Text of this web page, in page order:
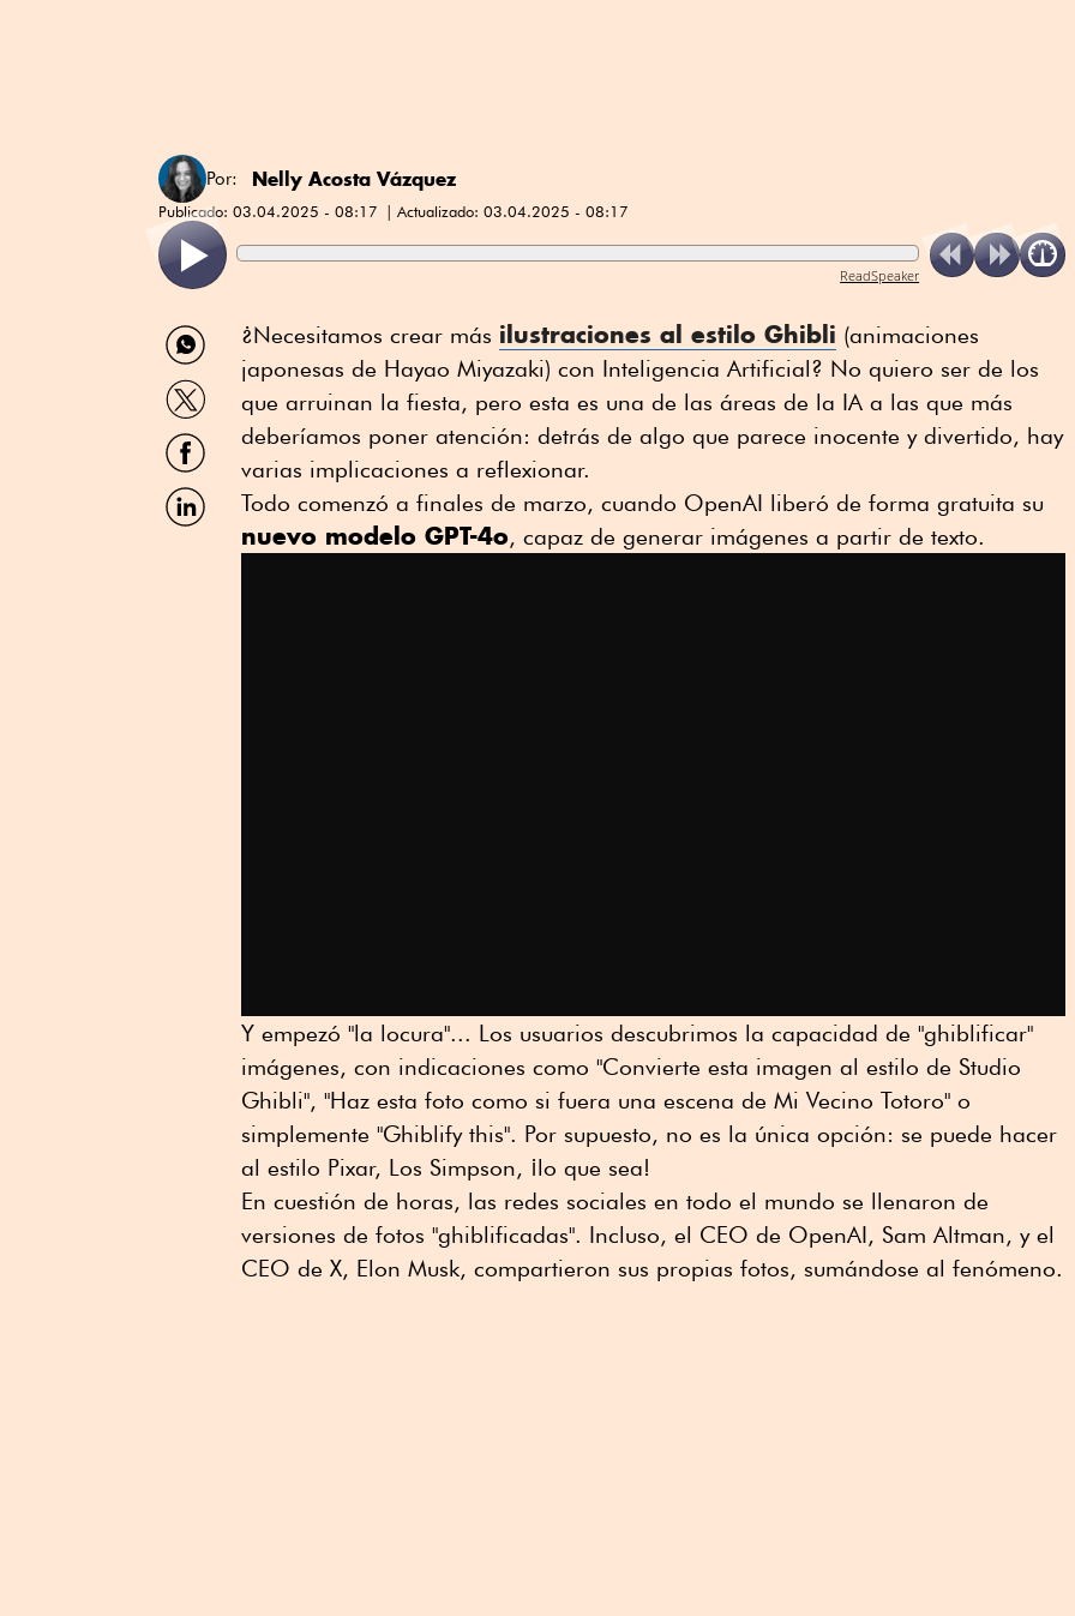
Por: Nelly Acosta Vázquez
Publicado: 03.04.2025 - 08:17 Actualizado: 03.04.2025 - 08:17
ReadSpeaker
Compartir
por
WhatsApp
Compartir
por
Twitter
Compartir
por
Facebook
Compartir
por
¿Necesitamos crear más ilustraciones al estilo Ghibli (animaciones
japonesas de Hayao Miyazaki) con Inteligencia Artificial? No quiero ser de los
que arruinan la fiesta, pero esta es una de las áreas de la IA a las que más
deberíamos poner atención: detrás de algo que parece inocente y divertido, hay
varias implicaciones a reflexionar.
Todo comenzó a finales de marzo, cuando OpenAI liberó de forma gratuita su
nuevo modelo GPT-4o, capaz de generar imágenes a partir de texto.
Y empezó "la locura"... Los usuarios descubrimos la capacidad de "ghiblificar"
imágenes, con indicaciones como "Convierte esta imagen al estilo de Studio
Ghibli", "Haz esta foto como si fuera una escena de Mi Vecino Totoro" o
simplemente "Ghiblify this". Por supuesto, no es la única opción: se puede hacer
al estilo Pixar, Los Simpson, ¡lo que sea!
En cuestión de horas, las redes sociales en todo el mundo se llenaron de
versiones de fotos "ghiblificadas". Incluso, el CEO de OpenAI, Sam Altman, y el
CEO de X, Elon Musk, compartieron sus propias fotos, sumándose al fenómeno.